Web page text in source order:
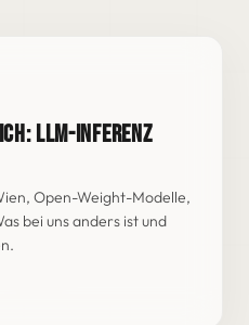
1.1
LLM-INFERENZ
Open-Weight-Modelle,
bei uns anders ist und